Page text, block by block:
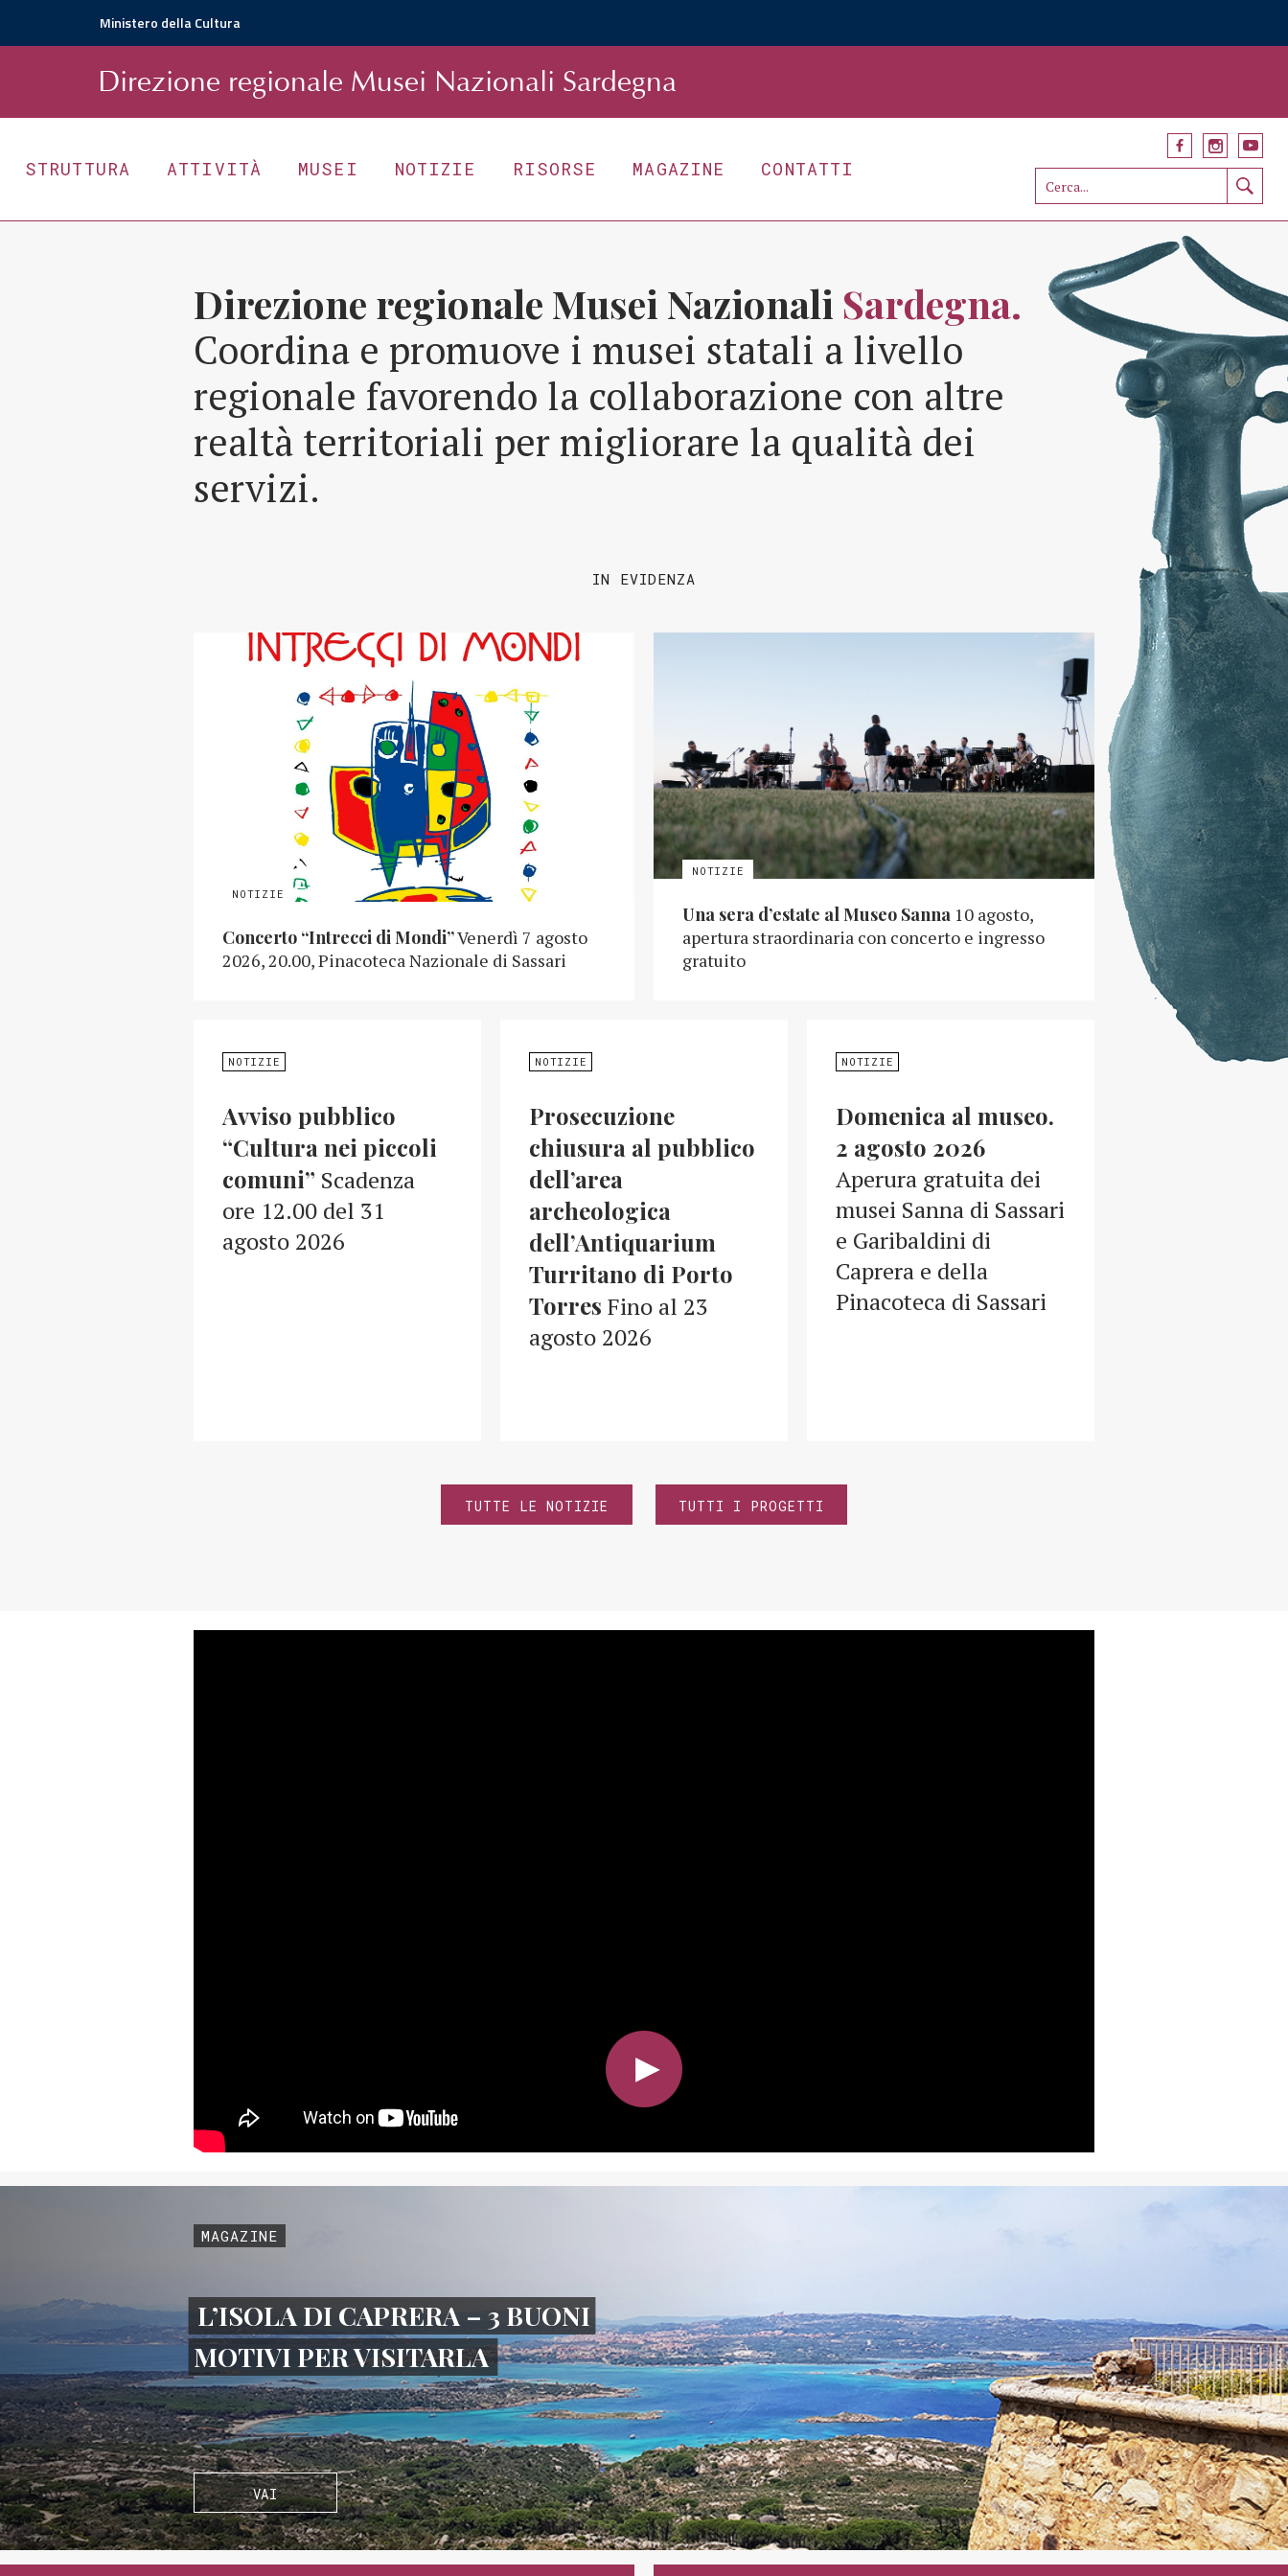
Ministero della Cultura
Direzione regionale Musei Nazionali Sardegna
STRUTTURA ATTIVITÀ MUSEI NOTIZIE RISORSE MAGAZINE CONTATTI
Direzione regionale Musei Nazionali Sardegna.
Coordina e promuove i musei statali a livello
regionale favorendo la collaborazione con altre
realtà territoriali per migliorare la qualità dei
servizi.
IN EVIDENZA
Concerto “Intrecci di Mondi”Venerdì 7 agosto
2026, 20.00, Pinacoteca Nazionale di Sassari
Una sera d’estate al Museo Sanna 10 agosto,
apertura straordinaria con concerto e ingresso
gratuito
NOTIZIE
Avviso pubblico
“Cultura nei piccoli
comuni” Scadenza
ore 12.00 del 31
agosto 2026
NOTIZIE
Prosecuzione
chiusura al pubblico
dell’area
archeologica
dell’Antiquarium
Turritano di Porto
Torres Fino al 23
agosto 2026
NOTIZIE
Domenica al museo.
2 agosto 2026
Aperura gratuita dei
musei Sanna di Sassari
e Garibaldini di
Caprera e della
Pinacoteca di Sassari
TUTTE LE NOTIZIE TUTTI I PROGETTI
MAGAZINE
L’ISOLA DI CAPRERA – 3 BUONI
MOTIVI PER VISITARLA
VAI